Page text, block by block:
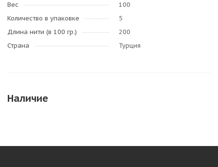
Вес
100
Количество в упаковке
5
Длина нити (в 100 гр.)
200
Страна
Турция
Наличие